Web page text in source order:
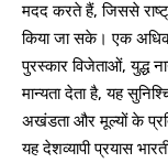
मदद करते हैं, जिससे
किया जा सके। एक
पुरस्कार विजेताओं, युद्ध
मान्यता देता है, यह
अखंडता और मूल्यों के
यह देशव्यापी प्रयास